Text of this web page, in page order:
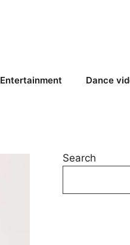
Entertainment Dance
Search